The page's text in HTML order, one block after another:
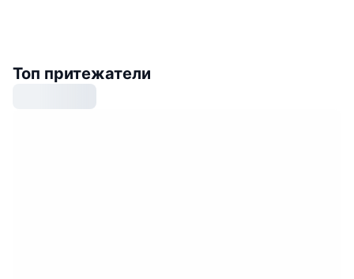
Топ притежатели